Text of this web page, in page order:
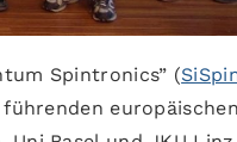
Spintronics” (
europäischen